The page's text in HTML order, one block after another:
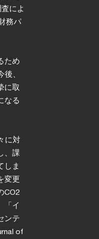
によ
務パ
ため
、
に取
なる
に対
、課
しま
変更
CO2
「イ
ンテ
of